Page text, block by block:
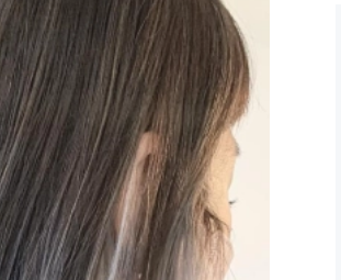
「もう行列に並ばない！」ミスドのモ
バイルオーダー完全ガイド｜支払い方
法から受け取り方までネットオーダー
を徹底解説